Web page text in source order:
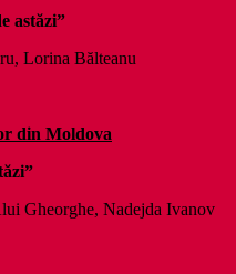
astăzi”
Lorina Bălteanu
din Moldova
Gheorghe, Nadejda Ivanov